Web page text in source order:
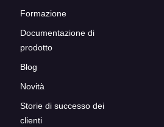
Formazione
Documentazione di
prodotto
Blog
Novità
Storie di successo dei
clienti